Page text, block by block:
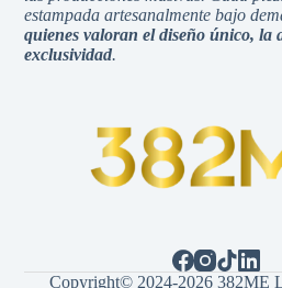
estampada artesanalmente bajo
quienes valoran el diseño único, la
exclusividad.
Copyright© 2024-2026 382ME